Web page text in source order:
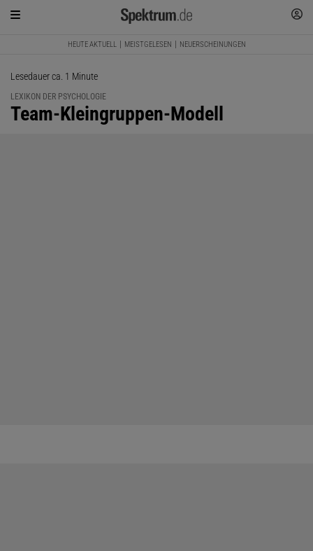
HEUTE AKTUELL MEISTGELESEN NEUERSCHEINUNGEN
Lesedauer ca. 1 Minute
LEXIKON DER PSYCHOLOGIE
:
Team-Kleingruppen-Modell